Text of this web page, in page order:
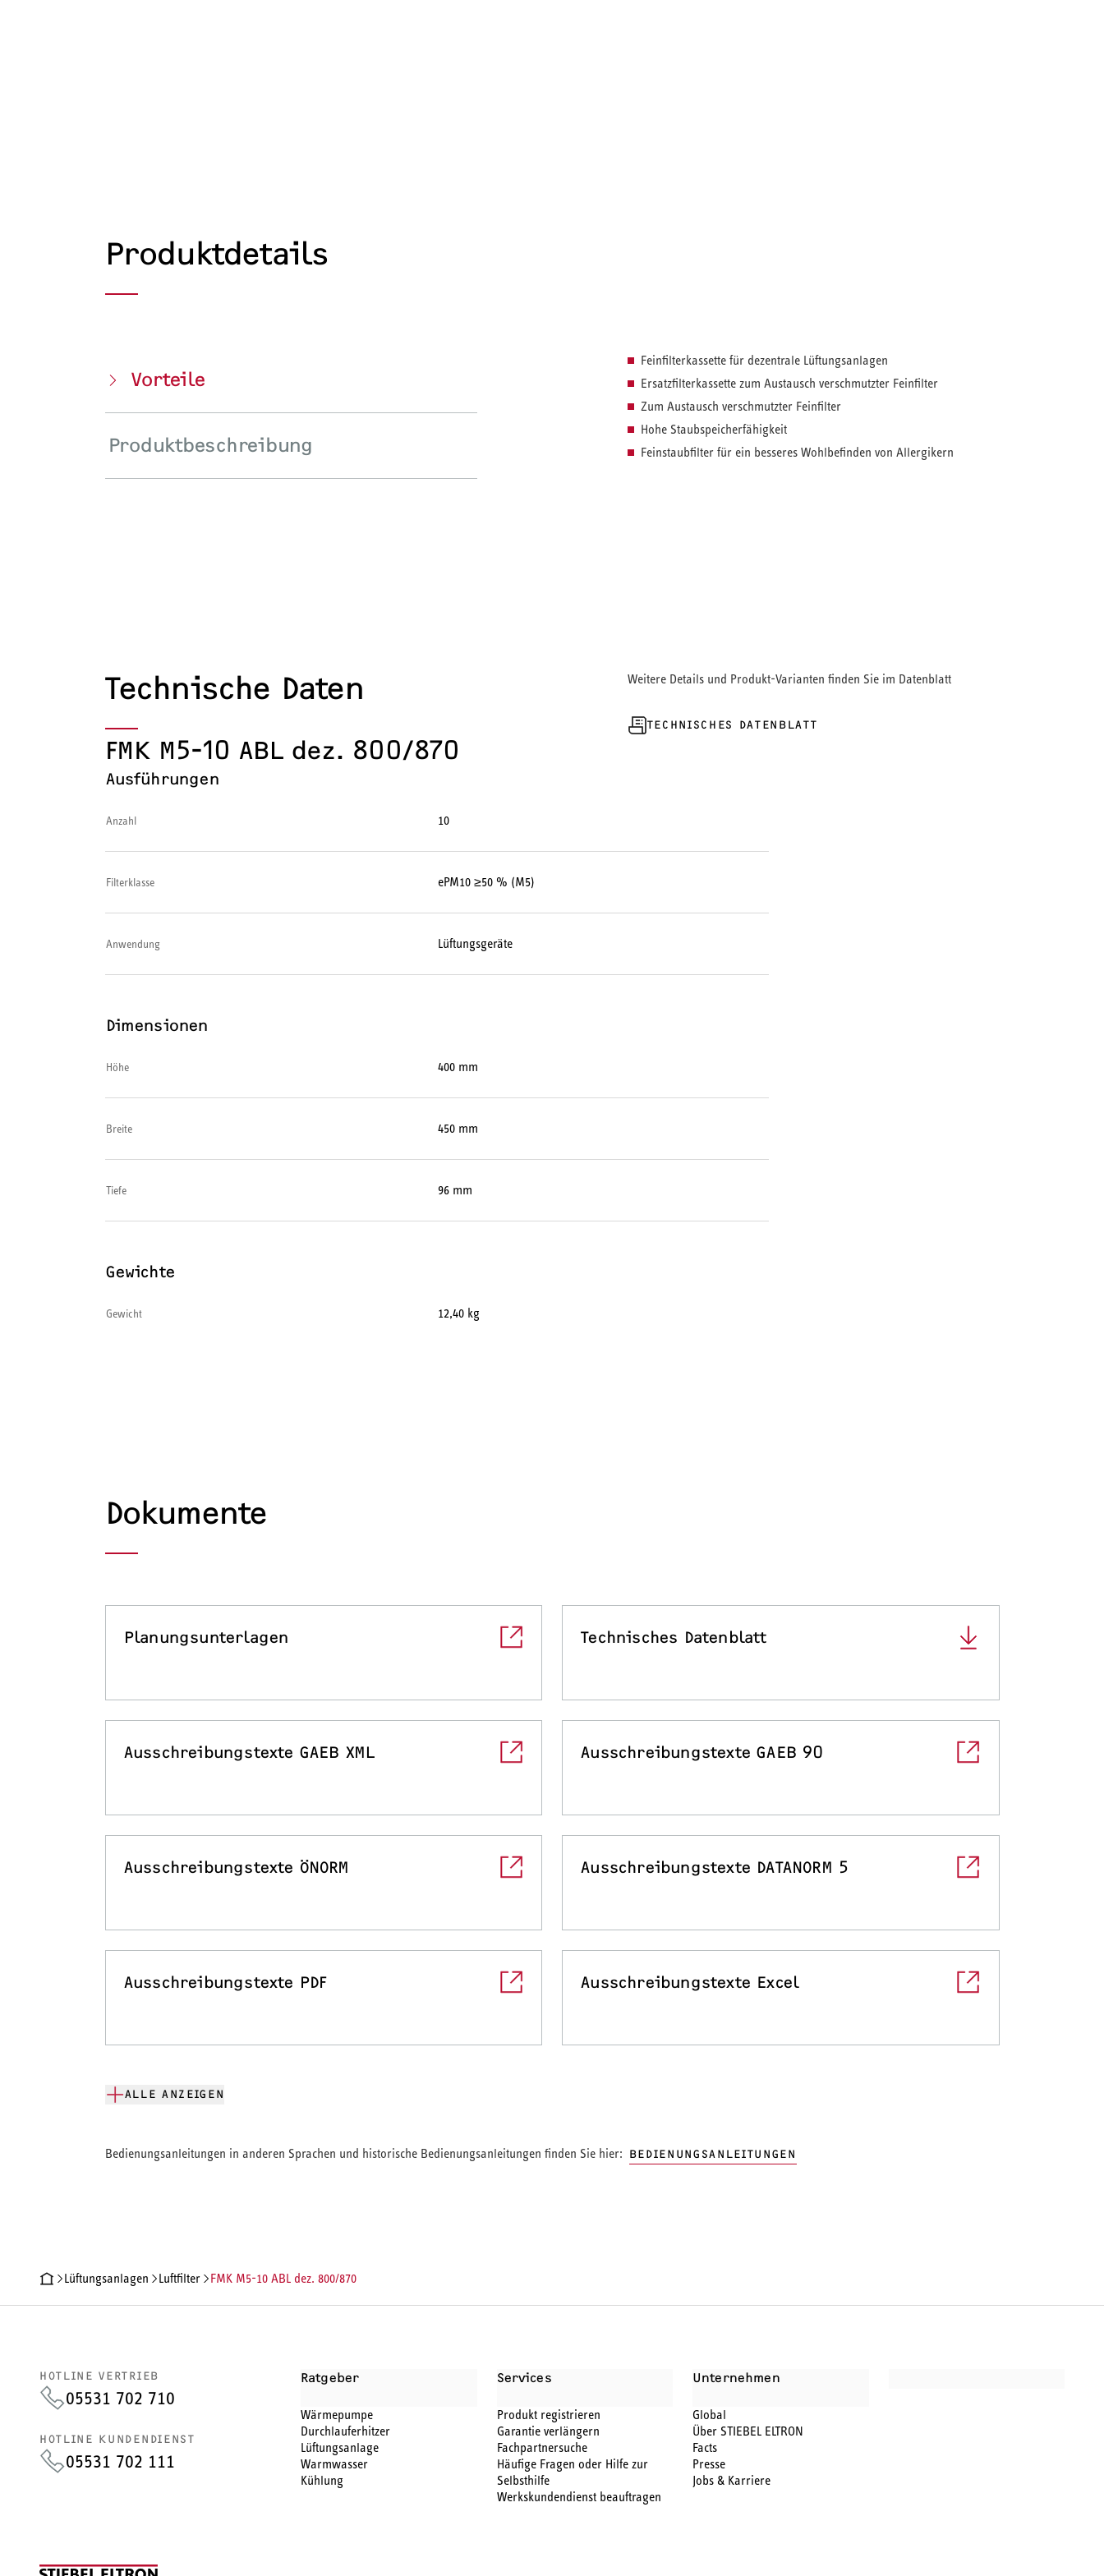
Produktdetails
Vorteile
Produktbeschreibung
Feinfilterkassette für dezentrale Lüftungsanlagen
Ersatzfilterkassette zum Austausch verschmutzter Feinfilter
Zum Austausch verschmutzter Feinfilter
Hohe Staubspeicherfähigkeit
Feinstaubfilter für ein besseres Wohlbefinden von Allergikern
regelmäßige Instandhaltung und zur Sicherstellung einer optimalen
Technische Daten Weitere Details und Produkt-Varianten finden Sie im Datenblatt
TECHNISCHES DATENBLATT
FMK M5-10 ABL dez. 800/870
Ausführungen
Anzahl 10
Filterklasse ePM10 ≥50 % (M5)
Anwendung Lüftungsgeräte
Dimensionen
Höhe 400 mm
Breite 450 mm
Tiefe 96 mm
Gewichte
Gewicht 12,40 kg
Dokumente
Planungsunterlagen Technisches Datenblatt
Ausschreibungstexte GAEB XML Ausschreibungstexte GAEB 90
Ausschreibungstexte ÖNORM Ausschreibungstexte DATANORM 5
Ausschreibungstexte PDF Ausschreibungstexte Excel
ALLE ANZEIGEN
Bedienungsanleitungen in anderen Sprachen und historische Bedienungsanleitungen finden Sie hier: BEDIENUNGSANLEITUNGEN
PRODUKTDETAILS TECHNISCHE DATENDOKUMENTE
Lüftungsanlagen Luftfilter FMK M5-10 ABL dez. 800/870
HOTLINE VERTRIEB
05531 702 710
HOTLINE KUNDENDIENST
05531 702 111
Ratgeber
Wärmepumpe
Durchlauferhitzer
Lüftungsanlage
Warmwasser
Kühlung
Services
Produkt registrieren
Garantie verlängern
Fachpartnersuche
Häufige Fragen oder Hilfe zur
Selbsthilfe
Werkskundendienst beauftragen
Unternehmen
Global
Über STIEBEL ELTRON
Facts
Presse
Jobs & Karriere